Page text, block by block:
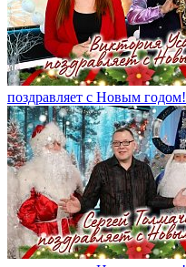
поздравляет с Новым годом!